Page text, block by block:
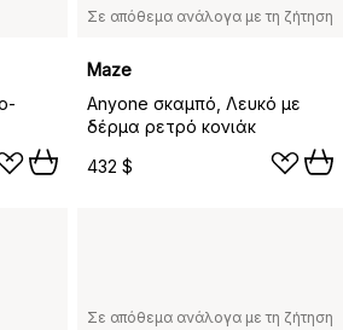
Σε απόθεμα ανάλογα με τη ζήτηση
Maze
Anyone σκαμπό, Λευκό με
δέρμα ρετρό κονιάκ
432 $
Σε απόθεμα ανάλογα με τη ζήτηση